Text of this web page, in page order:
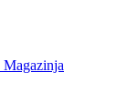
Magazinja